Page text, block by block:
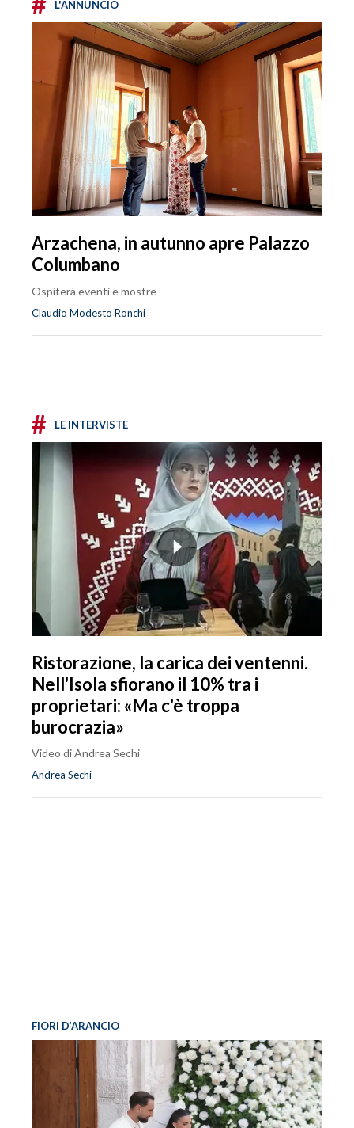
L'ANNUNCIO
Arzachena, in autunno apre Palazzo
Columbano
Ospiterà eventi e mostre
Claudio Modesto Ronchi
# LE INTERVISTE
Ristorazione, la carica dei ventenni.
Nell'Isola sfiorano il 10% tra i
proprietari: «Ma c'è troppa
burocrazia»
Video di Andrea Sechi
Andrea Sechi
FIORI D’ARANCIO